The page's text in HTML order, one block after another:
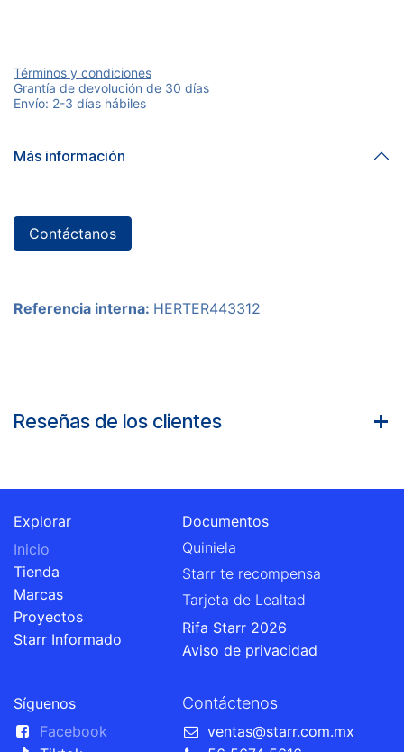
Términos y condiciones
Grantía de devolución de 30 días
Envío: 2-3 días hábiles
Más información
Contáctanos
Referencia interna: HERTER443312
Reseñas de los clientes
Explorar
Inicio
Tienda
Marcas
Proyectos
Starr Informado
Documentos
Quiniela
Starr te recompensa
Tarjeta de Lealtad
Rifa Starr 2026
Aviso de privacidad
Síguenos
Facebook
Contáctenos
ventas@starr.com.mx